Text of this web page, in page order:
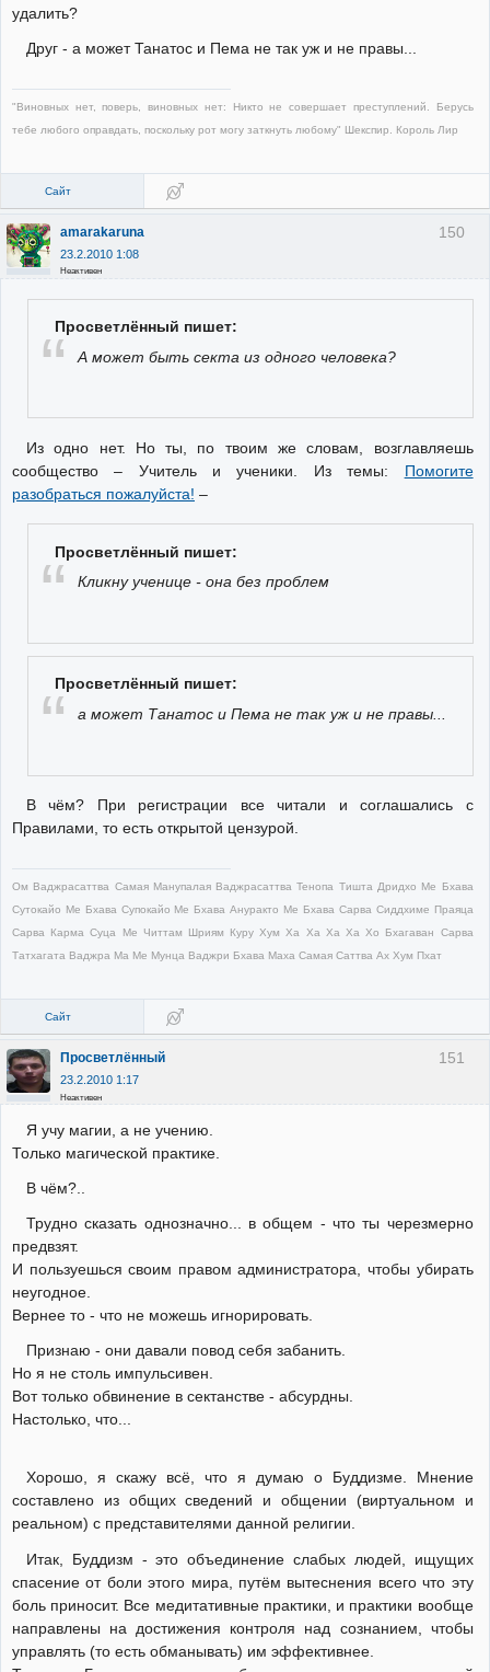
удалить?
Друг - а может Танатос и Пема не так уж и не правы...
"Виновных нет, поверь, виновных нет: Никто не совершает преступлений. Берусь
тебе любого оправдать, поскольку рот могу заткнуть любому" Шекспир. Король Лир
Сайт
150
amarakaruna
23.2.2010 1:08
Неактивен
Просветлённый пишет:
А может быть секта из одного человека?
Из одно нет. Но ты, по твоим же словам, возглавляешь
сообщество – Учитель и ученики. Из темы: Помогите
разобраться пожалуйста! –
Просветлённый пишет:
Кликну ученице - она без проблем
Просветлённый пишет:
а может Танатос и Пема не так уж и не правы...
В чём? При регистрации все читали и соглашались с
Правилами, то есть открытой цензурой.
Ом Ваджрасаттва Самая Манупалая Ваджрасаттва Тенопа Тишта Дридхо Ме Бхава
Сутокайо Ме Бхава Супокайо Ме Бхава Ануракто Ме Бхава Сарва Сиддхиме Праяца
Сарва Карма Суца Ме Читтам Шриям Куру Хум Ха Ха Ха Ха Хо Бхагаван Сарва
Татхагата Ваджра Ма Ме Мунца Ваджри Бхава Маха Самая Саттва Ах Хум Пхат
Сайт
151
Просветлённый
23.2.2010 1:17
Неактивен
Я учу магии, а не учению.
Только магической практике.
В чём?..
Трудно сказать однозначно... в общем - что ты черезмерно
предвзят.
И пользуешься своим правом администратора, чтобы убирать
неугодное.
Вернее то - что не можешь игнорировать.
Признаю - они давали повод себя забанить.
Но я не столь импульсивен.
Вот только обвинение в сектанстве - абсурдны.
Настолько, что...
Хорошо, я скажу всё, что я думаю о Буддизме. Мнение
составлено из общих сведений и общении (виртуальном и
реальном) с представителями данной религии.
Итак, Буддизм - это объединение слабых людей, ищущих
спасение от боли этого мира, путём вытеснения всего что эту
боль приносит. Все медитативные практики, и практики вообще
направлены на достижения контроля над сознанием, чтобы
управлять (то есть обманывать) им эффективнее.